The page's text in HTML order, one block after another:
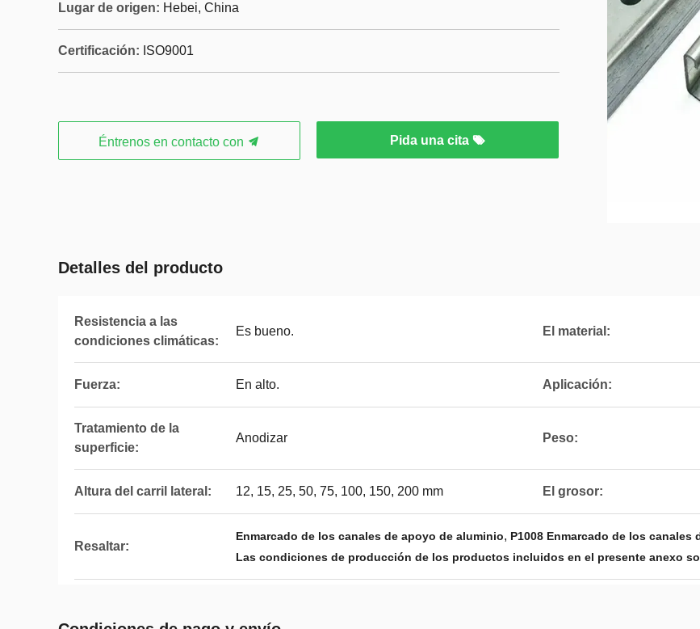
Lugar de origen: Hebei, China
Certificación: ISO9001
Éntrenos en contacto con Pida una cita
Detalles del producto
Resistencia a las
condiciones climáticas:
Es bueno. El material:
Fuerza: En alto. Aplicación:
Tratamiento de la
superficie:
Anodizar Peso:
Altura del carril lateral: 12, 15, 25, 50, 75, 100, 150, 200 mm El grosor:
Resaltar:
Enmarcado de los canales de apoyo de aluminio, P1008 Enmarcado de los canales
Las condiciones de producción de los productos incluidos en el presente anexo